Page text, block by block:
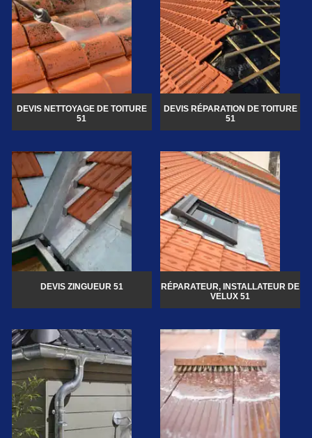
DEVIS NETTOYAGE DE TOITURE
51
DEVIS RÉPARATION DE TOITURE
51
DEVIS ZINGUEUR 51
RÉPARATEUR, INSTALLATEUR DE
VELUX 51